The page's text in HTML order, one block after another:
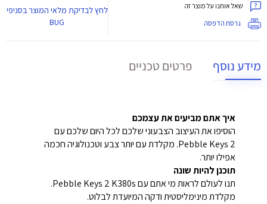
שאל אותנו על מוצר זה
גרסת הדפסה
לחץלבדיקת מלאי המוצר בסניפי
BUG
מידע נוסף פרטים טכניים
איך אתם מביעים את עצמכם
הוסיפו את העיצוב הצבעוני שלכם לכל היום שלכם עם
Pebble Keys 2. מקלדת עם יותר צבע וטכנולוגיה חכמה
אפילו יותר.
תוכנן להיות שונה
תנו לעולם לראות מי אתם עם Pebble Keys 2 K380s.
מקלדת מינימליסטית ודקה המיועדת לבלוט.